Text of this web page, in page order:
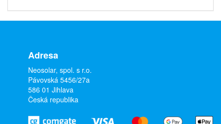
Adresa
Neosolar, spol. s r.o.
Pávovská 5456/27a
586 01 Jihlava
Česká republika